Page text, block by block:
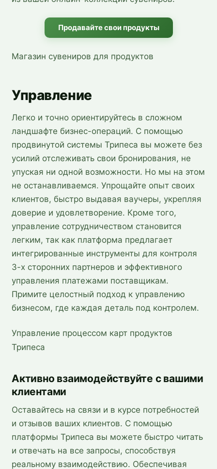
Продавайте свои продукты
Магазин сувениров для продуктов
Управление
Легко и точно ориентируйтесь в сложном
ландшафте бизнес-операций. С помощью
продвинутой системы Трипеса вы можете без
усилий отслеживать свои бронирования, не
упуская ни одной возможности. Но мы на этом
не останавливаемся. Упрощайте опыт своих
клиентов, быстро выдавая ваучеры, укрепляя
доверие и удовлетворение. Кроме того,
управление сотрудничеством становится
легким, так как платформа предлагает
интегрированные инструменты для контроля
3-х сторонних партнеров и эффективного
управления платежами поставщикам.
Примите целостный подход к управлению
бизнесом, где каждая деталь под контролем.
Управление процессом карт продуктов
Трипеса
Активно взаимодействуйте с вашими
клиентами
Оставайтесь на связи и в курсе потребностей
и отзывов ваших клиентов. С помощью
платформы Трипеса вы можете быстро читать
и отвечать на все запросы, способствуя
реальному взаимодействию. Обеспечивая